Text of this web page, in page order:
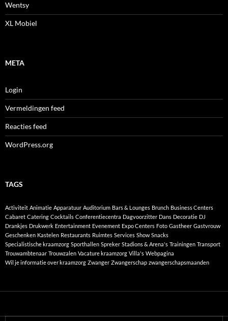
Wentsy
XL Mobiel
META
Login
Vermeldingen feed
Reacties feed
WordPress.org
TAGS
Activiteit Animatie Apparatuur Auditorium Bars & Lounges Brunch Business Centers
Cabaret Catering Cocktails Conferentiecentra Dagvoorzitter Dans Decoratie DJ
Drankjes Drukwerk Entertainment Evenement Expo Centers Foto Gastheer Gastvrouw
Geschenken Kastelen Restaurants Ruimtes Services Show Snacks
Specialistische kraamzorg Sporthallen Spreker Stadions & Arena's Trainingen Transport
Trouwambtenaar Trouwzalen Vacature kraamzorg Villa's Webpagina
Wil je informatie over kraamzorg Zwanger Zwangerschap zwangerschapsmaanden